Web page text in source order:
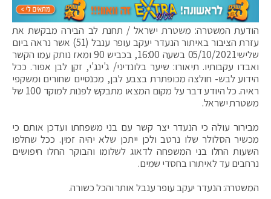
הודעת המשטרה: משטרת ישראל / תחנת לב הבירה מבקשת את
עזרת הציבור באיתור הנעדר יעקב עופר ענבל (51) אשר נראה ביום
שלישי05/10/2021 בשעה 16:00, בכביש 90 ומאז נותק עמו הקשר
ואבדו עקבותיו. תיאורו: שיער בלונדיני/ ג'ינג'י, זקן לבן אפור. ככל
הידוע לבש- חולצה מכופתרת בצבע לבן, מכנסיים שחורים ומשקפי
ראיה. כל היודע דבר על מקום המצאו מתבקש לפנות למוקד 100 של
משטרת ישראל.
מבירור עולה כי הנעדר יצר קשר עם בני משפחתו ועדכן אותם כי
מכשיר הסלולר שלו נרטב ולכן ייתכן שלא יהיה זמין. ככל שחלפו
השעות החלו בני המשפחה לדאוג לשלומו והבוקר החלו חיפושים
נרחבים עד לאיתורו בחסדי שמים.
המשטרה: הנעדר יעקב עופר ענבל אותר והכל כשורה.